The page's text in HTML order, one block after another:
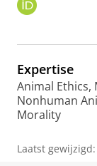
I
Expertise
Animal Ethics,
Nonhuman
Morality
Laatst gewijzigd: